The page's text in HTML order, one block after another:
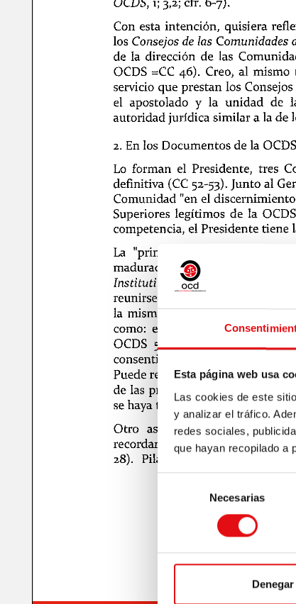
Esta página web usa
Las cookies de este
y analizar el tráfico.
redes sociales,
que hayan recopilado a
consentimiento
Necesarias
Denegar